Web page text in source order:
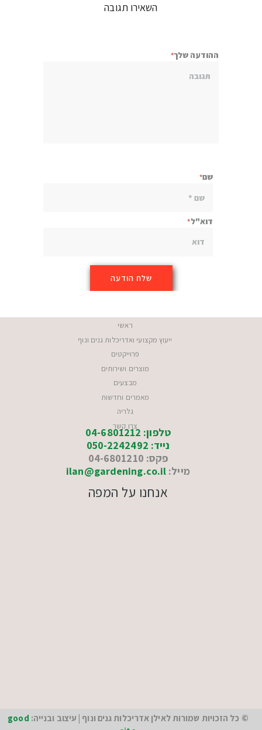
השאירו תגובה
ההודעה שלך
שם
דוא"ל
ראשי
ייעוץ מקצועי ואדריכלות גנים ונוף
פרוייקטים
מוצרים ושירותים
מבצעים
מאמרים וחדשות
גלריה
צרו קשר
טלפון: 04-6801212
נייד: 050-2242492
פקס: 04-6801210
מייל: ilan@gardening.co.il
אנחנו על המפה
© כל הזכויות שמורות לאילן אדריכלות גנים ונוף | עיצוב ובנייה: good